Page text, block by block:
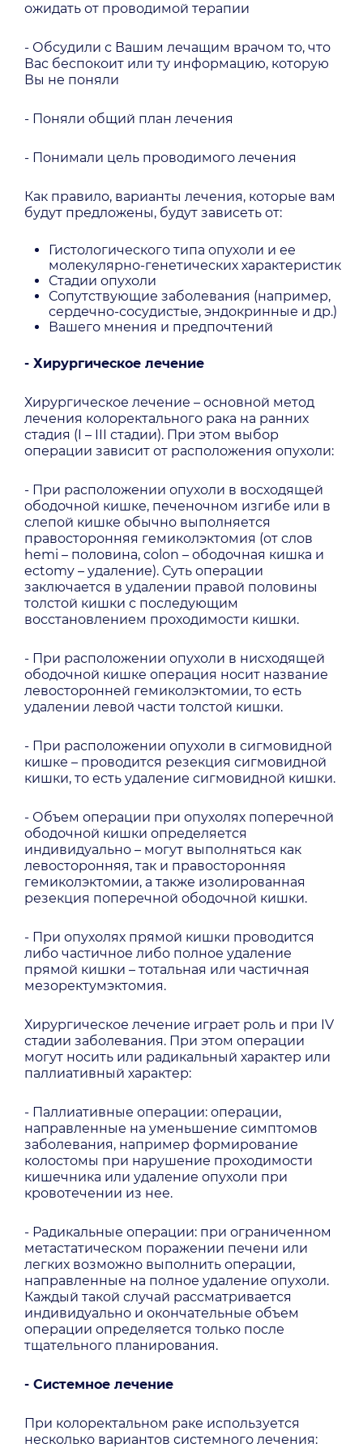
ожидать от проводимой терапии
- Обсудили с Вашим лечащим врачом то, что
Вас беспокоит или ту информацию, которую
Вы не поняли
- Поняли общий план лечения
- Понимали цель проводимого лечения
Как правило, варианты лечения, которые вам
будут предложены, будут зависеть от:
Гистологического типа опухоли и ее
молекулярно-генетических характеристик
Стадии опухоли
Сопутствующие заболевания (например,
сердечно-сосудистые, эндокринные и др.)
Вашего мнения и предпочтений
- Хирургическое лечение
Хирургическое лечение – основной метод
лечения колоректального рака на ранних
стадия (I – III стадии). При этом выбор
операции зависит от расположения опухоли:
- При расположении опухоли в восходящей
ободочной кишке, печеночном изгибе или в
слепой кишке обычно выполняется
правосторонняя гемиколэктомия (от слов
hemi – половина, colon – ободочная кишка и
ectomy – удаление). Суть операции
заключается в удалении правой половины
толстой кишки с последующим
восстановлением проходимости кишки.
- При расположении опухоли в нисходящей
ободочной кишке операция носит название
левосторонней гемиколэктомии, то есть
удалении левой части толстой кишки.
- При расположении опухоли в сигмовидной
кишке – проводится резекция сигмовидной
кишки, то есть удаление сигмовидной кишки.
- Объем операции при опухолях поперечной
ободочной кишки определяется
индивидуально – могут выполняться как
левосторонняя, так и правосторонняя
гемиколэктомии, а также изолированная
резекция поперечной ободочной кишки.
- При опухолях прямой кишки проводится
либо частичное либо полное удаление
прямой кишки – тотальная или частичная
мезоректумэктомия.
Хирургическое лечение играет роль и при IV
стадии заболевания. При этом операции
могут носить или радикальный характер или
паллиативный характер:
- Паллиативные операции: операции,
направленные на уменьшение симптомов
заболевания, например формирование
колостомы при нарушение проходимости
кишечника или удаление опухоли при
кровотечении из нее.
- Радикальные операции: при ограниченном
метастатическом поражении печени или
легких возможно выполнить операции,
направленные на полное удаление опухоли.
Каждый такой случай рассматривается
индивидуально и окончательные объем
операции определяется только после
тщательного планирования.
- Системное лечение
При колоректальном раке используется
несколько вариантов системного лечения: